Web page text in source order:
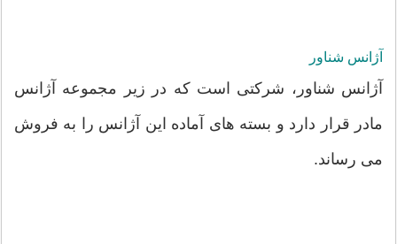
آژانس شناور
آژانس شناور، شرکتی است که در زیر مجموعه آژانس
مادر قرار دارد و بسته های آماده این آژانس را به فروش
می رساند.